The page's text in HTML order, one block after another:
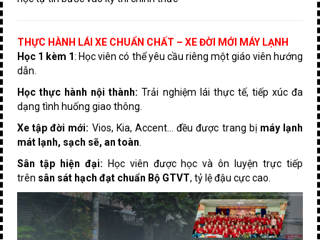
THỰC HÀNH LÁI XE CHUẨN CHẤT – XE ĐỜI MỚI MÁY LẠNH
Học 1 kèm 1: Học viên có thể yêu cầu riêng một giáo viên hướng
dẫn.
Học thực hành nội thành: Trải nghiệm lái thực tế, tiếp xúc đa
dạng tình huống giao thông.
Xe tập đời mới: Vios, Kia, Accent… đều được trang bị máy lạnh
mát lạnh, sạch sẽ, an toàn
Sân tập hiện đại: Học viên được học và ôn luyện trực tiếp
trên sân sát hạch đạt chuẩn Bộ GTVT, tỷ lệ đậu cực cao.